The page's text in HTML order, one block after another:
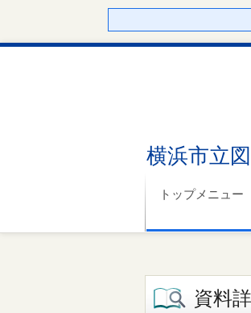
横浜市立
トップメニュー
資料